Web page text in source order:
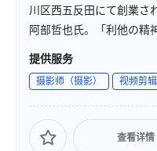
川区西五反田にて創業さ
阿部哲也氏。「利他の精
像・グラフィック・デジ
提供服务
摄影师（摄影） 视频剪
查看详情